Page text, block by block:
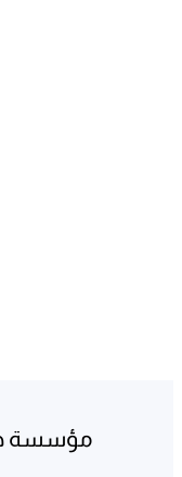
مؤسسة